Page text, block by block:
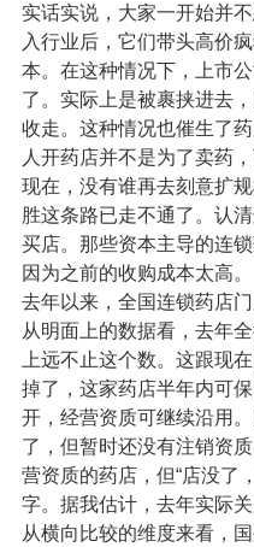
实话实说，大家一开始并
入行业后，它们带头高价
本。在这种情况下，上市
了。实际上是被裹挟进去
收走。这种情况也催生了
人开药店并不是为了卖药
现在，没有谁再去刻意扩
胜这条路已走不通了。认
买店。那些资本主导的连
因为之前的收购成本太高。
去年以来，全国连锁药店
从明面上的数据看，去年
上远不止这个数。这跟现
掉了，这家药店半年内可
开，经营资质可继续沿用
了，但暂时还没有注销资
营资质的药店，但“店没了
字。据我估计，去年实际
从横向比较的维度来看，